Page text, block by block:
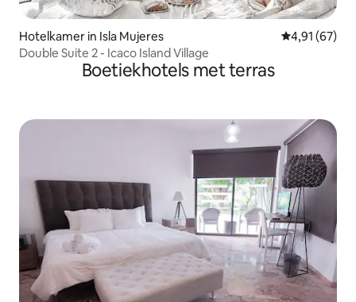
Hotelkamer in Isla Mujeres Gemiddelde
4,91 (67)
Double Suite 2 - Icaco Island Village
Boetiekhotels met terras